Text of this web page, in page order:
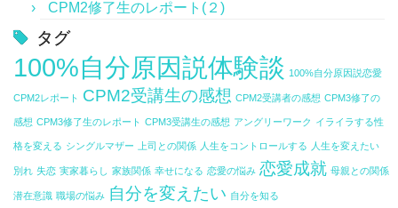
そうこうすると、
夫のほうから
「早く保育園の申し込みなくちゃ、入れるとこないっ
てよ！」と話してきたんです！
今住んでいる地域で！！
早速、
申し込みして無事一番希望の保育園にすんなり決まり
ました。
●CPM１とCPM２を学習して
正直、
「マスターコースを受けさえすれば全ての問題が解決
する、
幸せになれる」と思っていた自分は、甘かったと思い
ます。
理論を理解することよりも、
現実に落とし込んで、
少し迷いがあったのですが、「受ける!!」と決めた時
期、
思いもよらなかった30万円の臨時収入が。
これには本当に驚きました。
迷いもふっとびました。笑
亡くなった彼のことが今でも一番好きなことに気付い
て、
彼は姿形を変えてまた私の元に現れるところまでは気
づけたのですが、
り幅が減った。
・ずっと自分はモテないと思っていたけれど、
錯覚が外れたある日突然「モテる人」の思考回路が理
解できた。
・「幸せの取り合い」をしなくなった。
だれかが幸せになるとだれかが不幸になると、
「幸せの椅子取りゲーム」の錯覚が外れたので、
思えばわたしはこんなことの繰り返しでした。
今までの自分は自分に嘘ばかりついてきた。でも
CPMを学んでから本当にすきなものを、選ぶように
なってからすごく楽になりました。
今まで男運なさすぎと言われてきた恋愛面ですが
（笑）、今の本当のわたしを好きになってくれる人が
いたらいいなと思っています。
引き続き勉強を楽しんでいこうとおもいます。
そして、
100％自分原因説の考え方が浸透してくると、
現実に嫌なことや腹の立つことが起きても、
そのときの感情に振り回されることが少なくなってき
ました。
もちろん、
現象が起きた直後は
、イラッとしたり、悲しかったり、
憂鬱な気持ちになったりはします。
CPM2修了生のレポート(２)
タグ
100%自分原因説体験談 100%自分原因説恋愛
CPM2レポート CPM2受講生の感想 CPM2受講者の感想 CPM3修了の
感想 CPM3修了生のレポート CPM3受講生の感想 アングリーワーク イライラする性
格を変える シングルマザー 上司との関係 人生をコントロールする 人生を変えたい
別れ 失恋 実家暮らし 家族関係 幸せになる 恋愛の悩み 恋愛成就 母親との関係
潜在意識 職場の悩み 自分を変えたい 自分を知る